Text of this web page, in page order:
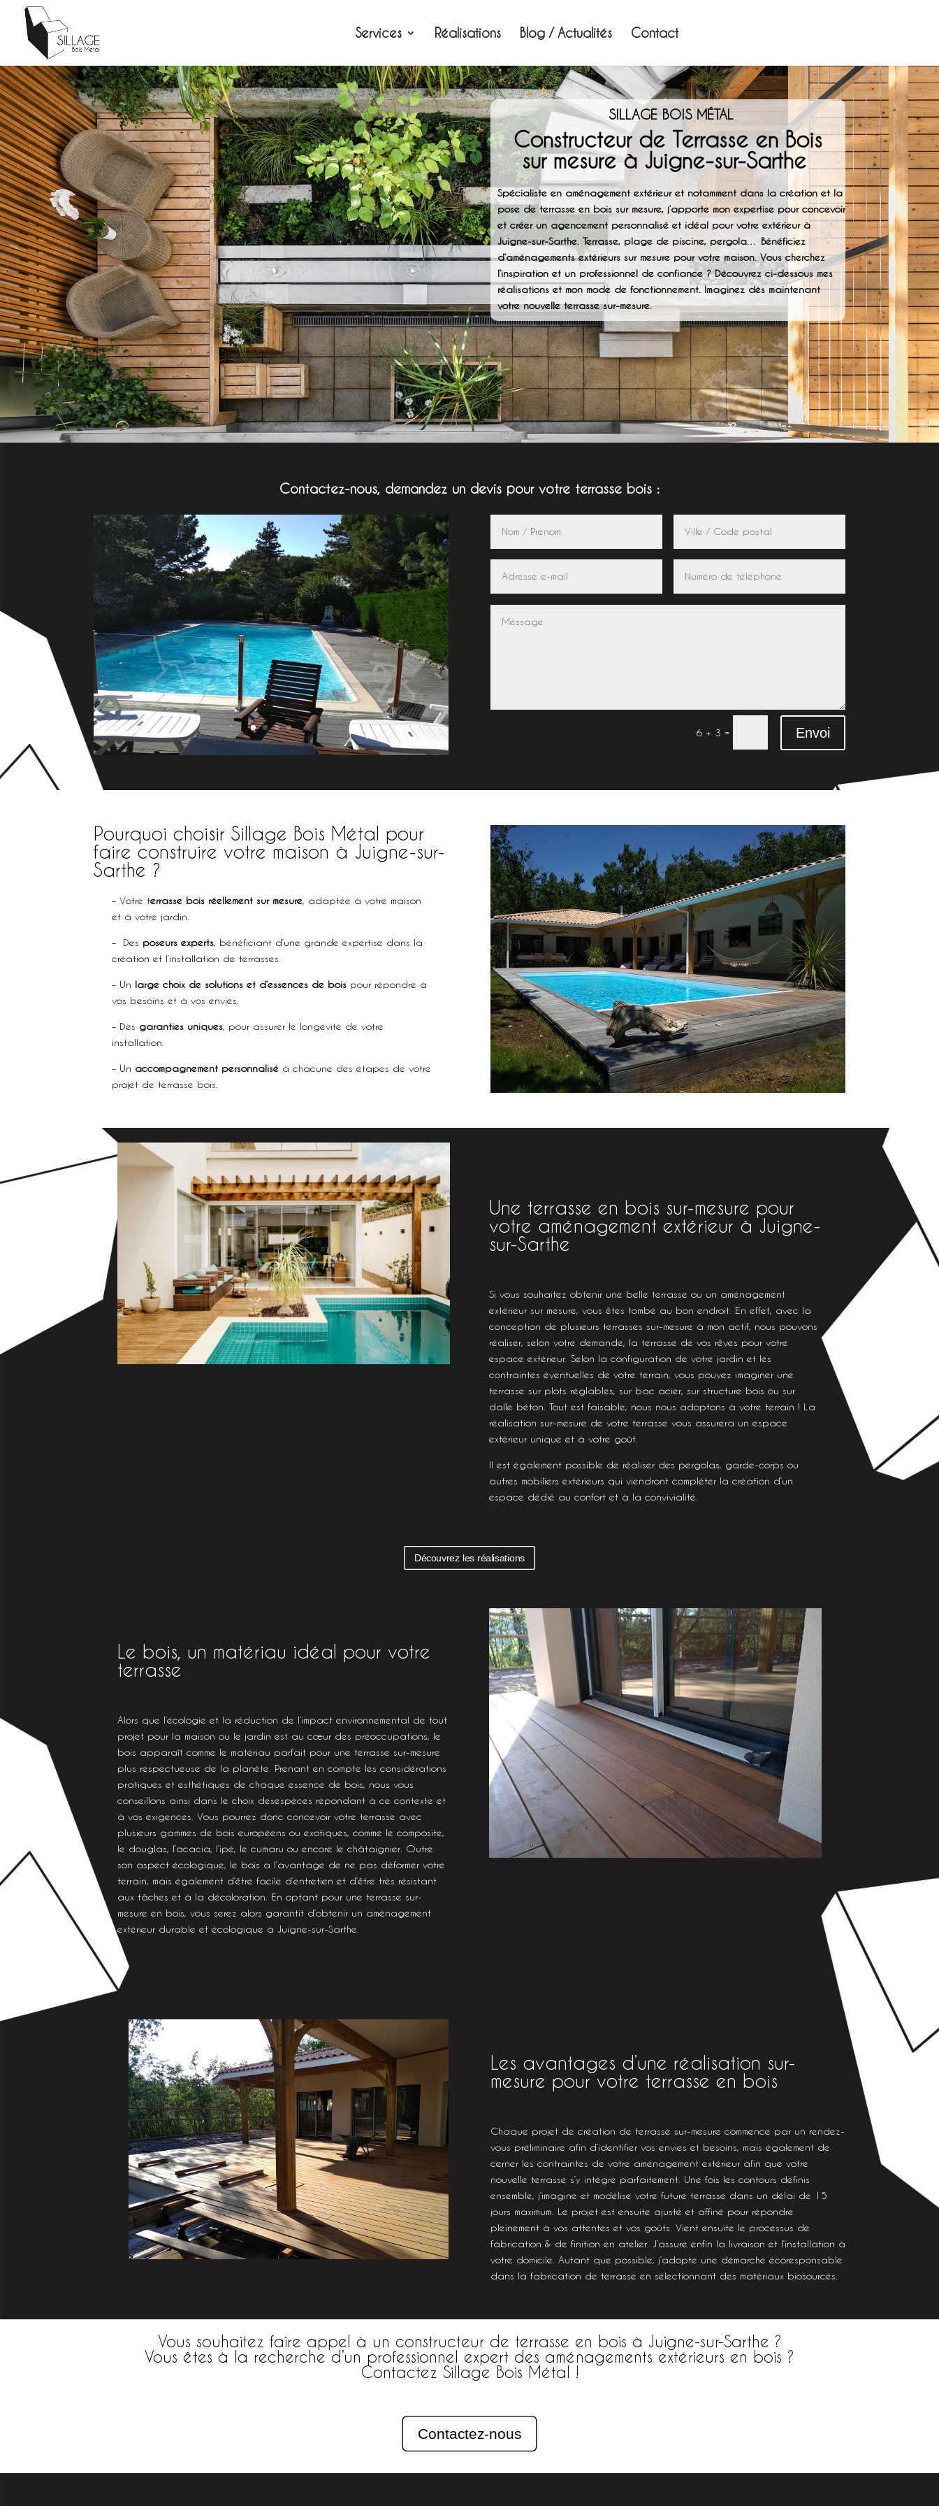
Services Réalisations Blog / Actualités Contact
SILLAGE BOIS MÉTAL
Constructeur de Terrasse en Bois
sur mesure à Juigne-sur-Sarthe
Spécialiste en aménagement extérieur et notamment dans la création et la
pose de terrasse en bois sur mesure, j’apporte mon expertise pour concevoir
et créer un agencement personnalisé et idéal pour votre extérieur à
Juigne-sur-Sarthe. Terrasse, plage de piscine, pergola… Bénéficiez
d’aménagements extérieurs sur mesure pour votre maison. Vous cherchez
l’inspiration et un professionnel de confiance ? Découvrez ci-dessous mes
réalisations et mon mode de fonctionnement. Imaginez dès maintenant
votre nouvelle terrasse sur-mesure.
Contactez-nous, demandez un devis pour votre terrasse bois :
6 + 3 = Envoi
Pourquoi choisir Sillage Bois Métal pour
faire construire votre maison à Juigne-sur-
Sarthe ?
– Votre terrasse bois réellement sur mesure, adaptée à votre maison
et à votre jardin.
– Des poseurs experts, bénéficiant d’une grande expertise dans la
création et l’installation de terrasses.
– Un large choix de solutions et d’essences de boispour répondre à
vos besoins et à vos envies.
– Des garanties uniques, pour assurer le longévité de votre
installation.
– Un accompagnement personnaliséà chacune des étapes de votre
projet de terrasse bois.
Une terrasse en bois sur-mesure pour
votre aménagement extérieur à Juigne-
sur-Sarthe
Si vous souhaitez obtenir une belle terrasse ou un aménagement
extérieur sur mesure, vous êtes tombé au bon endroit. En effet, avec la
conception de plusieurs terrasses sur-mesure à mon actif, nous pouvons
réaliser, selon votre demande, la terrasse de vos rêves pour votre
espace extérieur. Selon la configuration de votre jardin et les
contraintes éventuelles de votre terrain, vous pouvez imaginer une
terrasse sur plots réglables, sur bac acier, sur structure bois ou sur
dalle béton. Tout est faisable, nous nous adoptons à votre terrain ! La
réalisation sur-mesure de votre terrasse vous assurera un espace
extérieur unique et à votre goût.
Il est également possible de réaliser des pergolas, garde-corps ou
autres mobiliers extérieurs qui viendront compléter la création d’un
espace dédié au confort et à la convivialité.
Découvrez les réalisations
Le bois, un matériau idéal pour votre
terrasse
Alors que l’écologie et la réduction de l’impact environnemental de tout
projet pour la maison ou le jardin est au cœur des préoccupations, le
bois apparaît comme le matériau parfait pour une terrasse sur-mesure
plus respectueuse de la planète. Prenant en compte les considérations
pratiques et esthétiques de chaque essence de bois, nous vous
conseillons ainsi dans le choix desespèces répondant à ce contexte et
à vos exigences. Vous pourrez donc concevoir votre terrasse avec
plusieurs gammes de bois européens ou exotiques, comme le composite,
le douglas, l’acacia, l’ipé, le cumaru ou encore le châtaignier. Outre
son aspect écologique, le bois a l’avantage de ne pas déformer votre
terrain, mais également d’être facile d’entretien et d’être très résistant
aux tâches et à la décoloration. En optant pour une terrasse sur-
mesure en bois, vous serez alors garantit d’obtenir un aménagement
extérieur durable et écologique à Juigne-sur-Sarthe.
Les avantages d’une réalisation sur-
mesure pour votre terrasse en bois
Chaque projet de création de terrasse sur-mesure commence par un rendez-
vous préliminaire afin d’identifier vos envies et besoins, mais également de
cerner les contraintes de votre aménagement extérieur afin que votre
nouvelle terrasse s’y intègre parfaitement. Une fois les contours définis
ensemble, j’imagine et modélise votre future terrasse dans un délai de 15
jours maximum. Le projet est ensuite ajusté et affiné pour répondre
pleinement à vos attentes et vos goûts. Vient ensuite le processus de
fabrication & de finition en atelier. J’assure enfin la livraison et l’installation à
votre domicile. Autant que possible, j’adopte une démarche écoresponsable
dans la fabrication de terrasse en sélectionnant des matériaux biosourcés.
Vous souhaitez faire appel à un constructeur de terrasse en bois à Juigne-sur-Sarthe ?
Vous êtes à la recherche d’un professionnel expert des aménagements extérieurs en bois ?
Contactez Sillage Bois Métal !
Contactez-nous